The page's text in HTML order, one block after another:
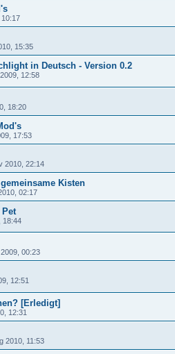
10:17
15:35
in Deutsch - Version 0.2
12:58
18:20
17:53
2010, 22:14
Kisten
02:17
Pet
18:44
00:23
12:51
[Erledigt]
12:31
2010, 11:53